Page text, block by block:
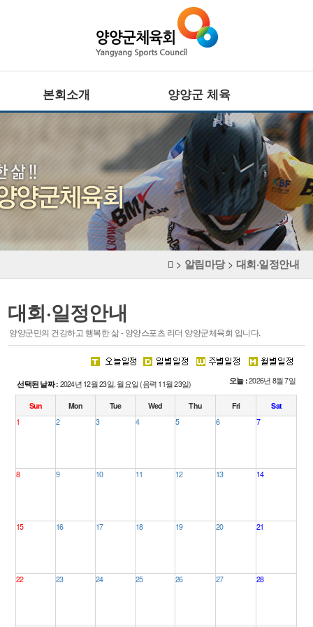
본회소개
설립목적 · 연혁
사업추진방향
CI
조직기구표
체육시설
양양군 체육
전문체육
주요기능
·대회정보
생활체육
·주요기능
대회정보
장애인체육
·주요기능
스포츠 마케팅
·주요기능
· 시설안내
회원종목단체
종목단체
참여마당
생활프로그램
접수조회
> 알림마당> 대회·일정안내
대회·일정안내
양양군민의 건강하고 행복한 삶 - 양양스포츠 리더 양양군체육회 입니다.
선택된 날짜 : 2024년 12월 23일, 월요일 (음력 11월 23일) 오늘 :2026년 8월 7일
Sun Mon Tue Wed Thu Fri
Sat
1
2 3 4 5 6 7
8 9 10 11 12 13 14
15 16 17 18 19 20 21
22 23 24 25 26 27 28